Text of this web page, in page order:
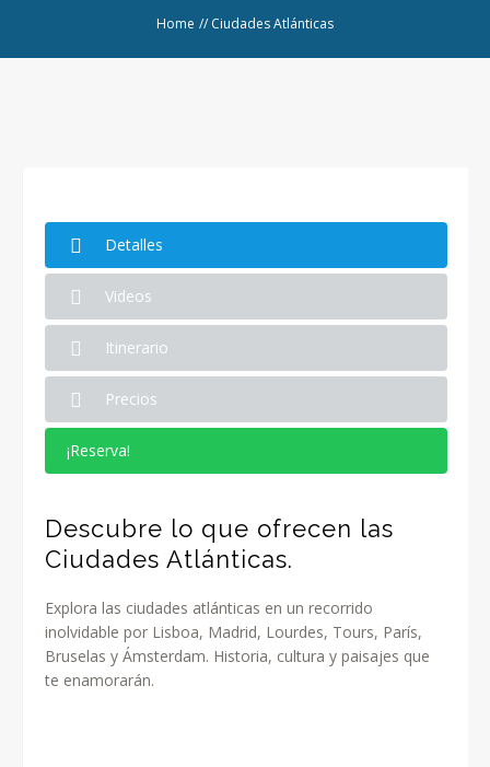
Home // Ciudades Atlánticas
Detalles
Videos
Itinerario
Precios
¡Reserva!
Descubre lo que ofrecen las
Ciudades Atlánticas.
Explora las ciudades atlánticas en un recorrido
inolvidable por Lisboa, Madrid, Lourdes, Tours, París,
Bruselas y Ámsterdam. Historia, cultura y paisajes que
te enamorarán.